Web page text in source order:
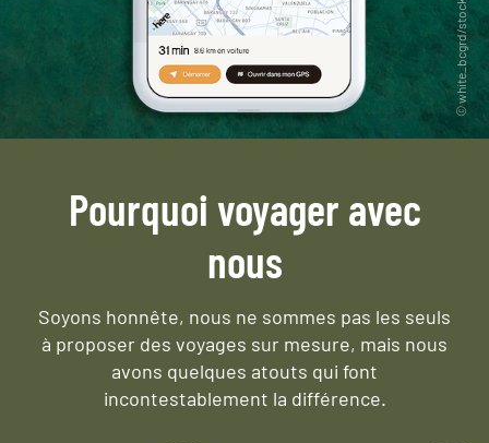
Pourquoi voyager avec
nous
Soyons honnête, nous ne sommes pas les seuls
à proposer des voyages sur mesure, mais nous
avons quelques atouts qui font
incontestablement la différence.